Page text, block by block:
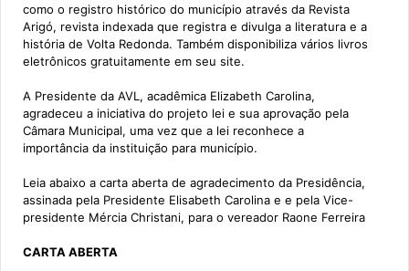
como o registro histórico do município através da Revista
Arigó, revista indexada que registra e divulga a literatura e a
história de Volta Redonda. Também disponibiliza vários livros
eletrônicos gratuitamente em seu site.
A Presidente da AVL, acadêmica Elizabeth Carolina,
agradeceu a iniciativa do projeto lei e sua aprovação pela
Câmara Municipal, uma vez que a lei reconhece a
importância da instituição para município.
Leia abaixo a carta aberta de agradecimento da Presidência,
assinada pela Presidente Elisabeth Carolina e e pela Vice-
presidente Mércia Christani, para o vereador Raone Ferreira
CARTA ABERTA